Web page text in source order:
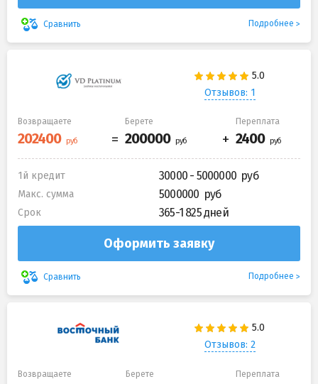
Сравнить Подробнее
Отзывов: 1
Возвращаете Берете Переплата
1й кредит 30000 - 5000000
Макс. сумма 5000000
Срок 365-1 825 дней
Оформить заявку
Сравнить Подробнее
Отзывов: 2
Возвращаете Берете Переплата